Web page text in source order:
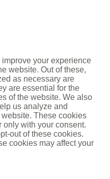
your experience
website. Out of these,
as necessary are
are essential for the
of the website. We also
us analyze and
These cookies
with your consent.
out of these cookies.
cookies may affect your